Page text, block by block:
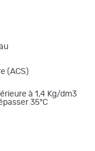
(ACS)
à 1,4 Kg/dm3
35°C